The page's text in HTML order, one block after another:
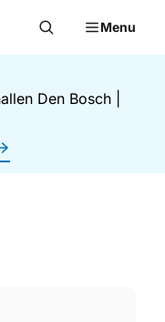
Menu
Den Bosch